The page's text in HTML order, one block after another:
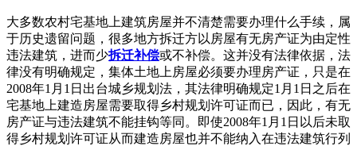
大多数农村宅基地上建筑房屋并不清楚需要办理什么手续，属
于历史遗留问题，很多地方拆迁方以房屋有无房产证为由定性
违法建筑，进而少拆迁补偿或不补偿。这并没有法律依据，法
律没有明确规定，集体土地上房屋必须要办理房产证，只是在
2008年1月1日出台城乡规划法，其法律明确规定1月1日之后在
宅基地上建造房屋需要取得乡村规划许可证而已，因此，有无
房产证与违法建筑不能挂钩等同。即使2008年1月1日以后未取
得乡村规划许可证从而建造房屋也并不能纳入在违法建筑行列